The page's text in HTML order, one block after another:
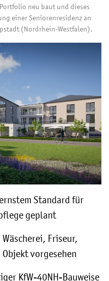
neu baut und dieses
einer Seniorenresidenz an
(Nordrhein-Westfalen).
Standard für
geplant
Friseur,
vorgesehen
KfW-40NH-Bauweise